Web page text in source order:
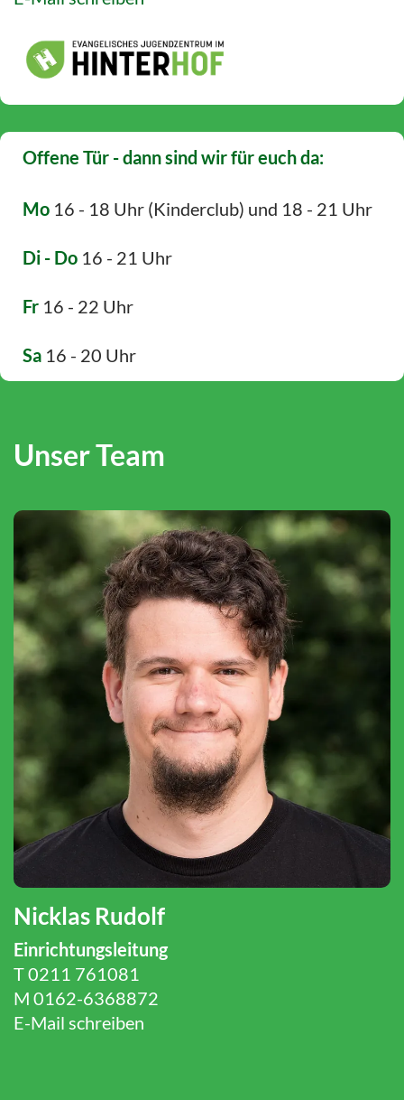
Offene Tür - dann sind wir für euch da:
Mo 16 - 18 Uhr (Kinderclub) und 18 - 21 Uhr
Di - Do 16 - 21 Uhr
Fr 16 - 22 Uhr
Sa 16 - 20 Uhr
Unser Team
Nicklas Rudolf
Einrichtungsleitung
T 0211 761081
M 0162-6368872
E-Mail schreiben